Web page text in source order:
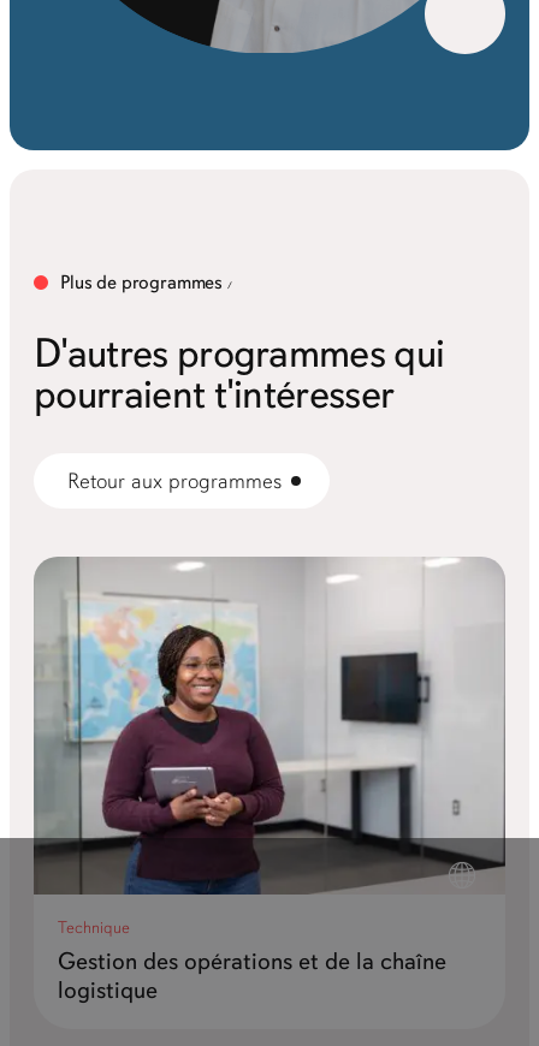
Plus de programmes
D'autres programmes qui
pourraient t'intéresser
Retour aux programmes
Technique
Gestion des opérations et de la chaîne
logistique